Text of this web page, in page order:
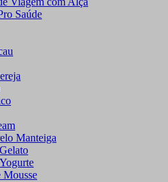
Saúde
Manteiga
Mousse